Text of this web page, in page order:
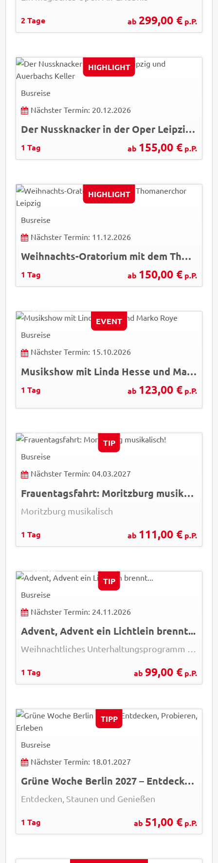
2 Tage ab 299,00 €p.P.
HIGHLIGHT
Busreise
Nächster Termin: 20.12.2026
Der Nussknacker in der Oper Leipzig und Auerbachs Keller
1 Tag ab 155,00 €p.P.
Dirk Brzoska
© LTM Leipzig
HIGHLIGHT
Busreise
Nächster Termin: 11.12.2026
Weihnachts-Oratorium mit dem Thomanerchor Leipzig
1 Tag ab 150,00 €p.P.
© Semmel
EVENT
Busreise
Nächster Termin: 15.10.2026
Musikshow mit Linda Hesse und Marko Roye
1 Tag ab 123,00 €p.P.
© Easy-BUS
TIP
Busreise
Nächster Termin: 04.03.2027
Frauentagsfahrt: Moritzburg musikalisch!
Moritzburg musikalisch
1 Tag ab 111,00 €p.P.
TIP
Busreise
Nächster Termin: 24.11.2026
Advent, Advent ein Lichtlein brennt...
1 Tag ab 99,00 €p.P.
TIPP
Busreise
Nächster Termin: 18.01.2027
Grüne Woche Berlin 2027 – Entdecken, Probieren, Erleben
Entdecken, Staunen und Genießen
1 Tag ab 51,00 €p.P.